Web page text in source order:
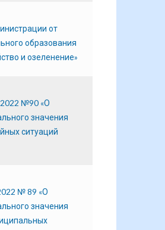
от
образования
и озеленение»
№90 «О
значения
ситуаций
№ 89 «О
значения